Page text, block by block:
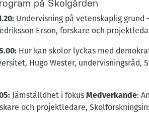
på Skolgården
Undervisning på vetenskaplig grund
Erson, forskare och
Hur kan skolor lyckas med
Hugo Wester, undervisningsråd,
Jämställdhet i fokus Medverkande:
och projektledare,